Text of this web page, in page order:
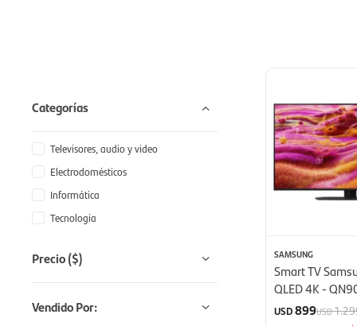
SAMSUNG
Smart TV
QLED 4K -
(2025)
USD899USD
Categorías
Televisores, audio y video
Electrodomésticos
Informática
Tecnología
Precio($)
Vendido Por: